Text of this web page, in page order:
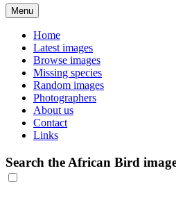
Menu
Home
Latest images
Browse images
Missing species
Random images
Photographers
About us
Contact
Links
Search the African Bird